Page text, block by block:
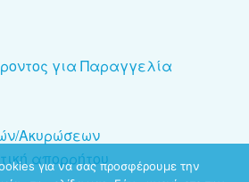
για Παραγγελία
Ακυρώσεων
απορρήτου
για να σας προσφέρουμε την